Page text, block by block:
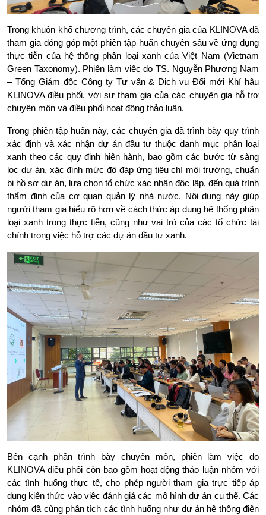
Trong khuôn khổ chương trình, các chuyên gia của KLINOVA đã
tham gia đóng góp một phiên tập huấn chuyên sâu về ứng dụng
thực tiễn của hệ thống phân loại xanh của Việt Nam (Vietnam
Green Taxonomy). Phiên làm việc do TS. Nguyễn Phương Nam
– Tổng Giám đốc Công ty Tư vấn & Dịch vụ Đổi mới Khí hậu
KLINOVA điều phối, với sự tham gia của các chuyên gia hỗ trợ
chuyên môn và điều phối hoạt động thảo luận.
Trong phiên tập huấn này, các chuyên gia đã trình bày quy trình
xác định và xác nhận dự án đầu tư thuộc danh mục phân loại
xanh theo các quy định hiện hành, bao gồm các bước từ sàng
lọc dự án, xác định mức độ đáp ứng tiêu chí môi trường, chuẩn
bị hồ sơ dự án, lựa chọn tổ chức xác nhận độc lập, đến quá trình
thẩm định của cơ quan quản lý nhà nước. Nội dung này giúp
người tham gia hiểu rõ hơn về cách thức áp dụng hệ thống phân
loại xanh trong thực tiễn, cũng như vai trò của các tổ chức tài
chính trong việc hỗ trợ các dự án đầu tư xanh.
Bên cạnh phần trình bày chuyên môn, phiên làm việc do
KLINOVA điều phối còn bao gồm hoạt động thảo luận nhóm với
các tình huống thực tế, cho phép người tham gia trực tiếp áp
dụng kiến thức vào việc đánh giá các mô hình dự án cụ thể. Các
nhóm đã cùng phân tích các tình huống như dự án hệ thống điện